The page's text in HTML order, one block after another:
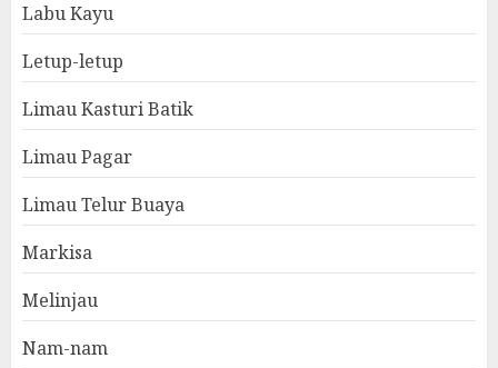
Labu Kayu
Letup-letup
Limau Kasturi Batik
Limau Pagar
Limau Telur Buaya
Markisa
Melinjau
Nam-nam